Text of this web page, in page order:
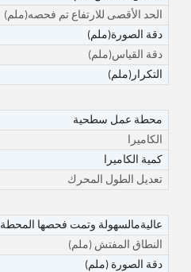
الحد الأقصى للارتفاع تم فحصه(ملم)
دقة الصورة(ملم)
دقة القياس(ملم)
التكرار (ملم)
محطة عمل سطحية
الكاميرا
كمية الكاميرا
تعديل الطول المحرك
عاليةمالسهولة وتمت فحصها المحطة
النطاق المفتش (ملم)
دقة الصورة (ملم)